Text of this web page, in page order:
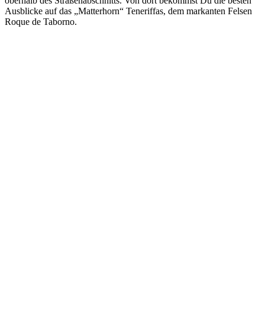
Ausblicke auf das „Matterhorn“ Teneriffas, dem markanten Felsen
Roque de Taborno.